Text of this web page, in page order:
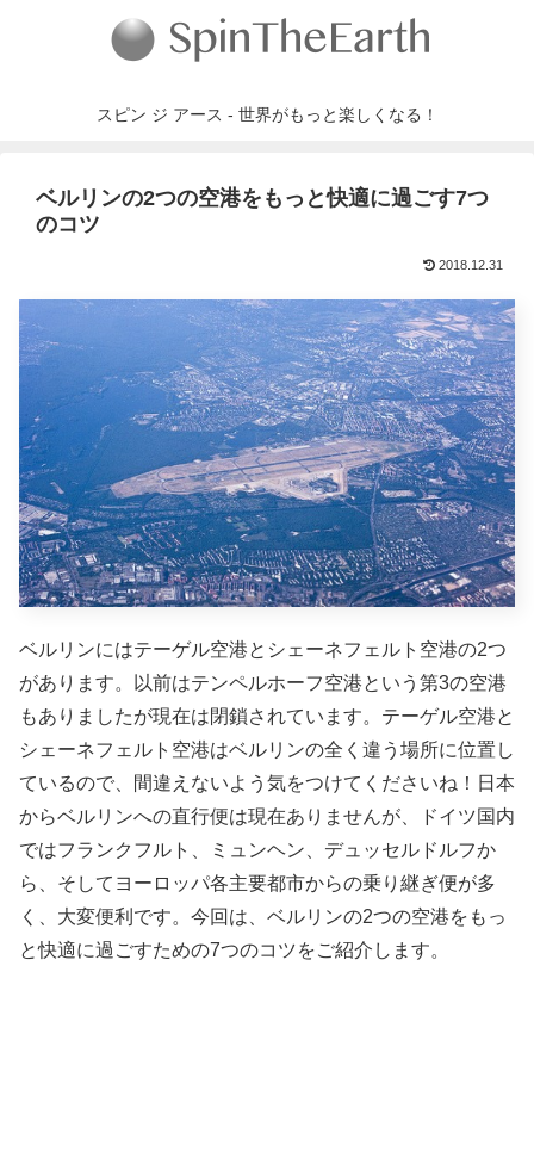
スピン ジ アース - 世界がもっと楽しくなる！
ベルリンの2つの空港をもっと快適に過ごす7つ
のコツ
2018.12.31
ベルリンにはテーゲル空港とシェーネフェルト空港の2つ
があります。以前はテンペルホーフ空港という第3の空港
もありましたが現在は閉鎖されています。テーゲル空港と
シェーネフェルト空港はベルリンの全く違う場所に位置し
ているので、間違えないよう気をつけてくださいね！日本
からベルリンへの直行便は現在ありませんが、ドイツ国内
ではフランクフルト、ミュンヘン、デュッセルドルフか
ら、そしてヨーロッパ各主要都市からの乗り継ぎ便が多
く、大変便利です。今回は、ベルリンの2つの空港をもっ
と快適に過ごすための7つのコツをご紹介します。